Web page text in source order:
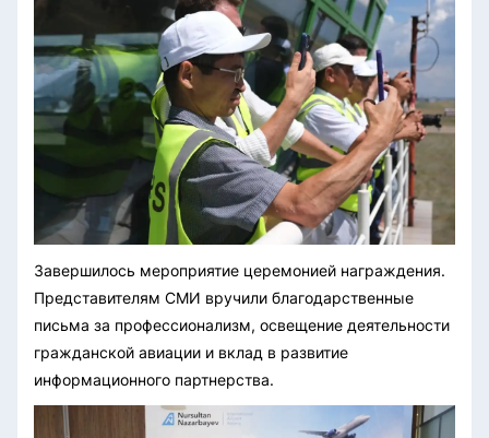
Завершилось мероприятие церемонией награждения.
Представителям СМИ вручили благодарственные
письма за профессионализм, освещение деятельности
гражданской авиации и вклад в развитие
информационного партнерства.